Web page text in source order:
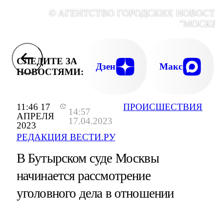
11:46 17
АПРЕЛЯ
2023
14:57
17.04.2023
РЕДАКЦИЯ ВЕСТИ.РУ
ПРОИСШЕСТВИЯ
© АГЕНТСТВО ГОРОДСКИХ
СЛЕДИТЕ ЗА
НОВОСТЯМИ:
Дзен Макс
В Бутырском суде Москвы
начинается рассмотрение
уголовного дела в отношении